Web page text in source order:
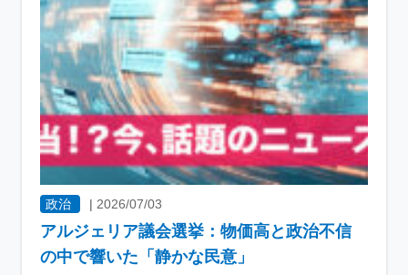
政治 | 2026/07/03
アルジェリア議会選挙：物価高と政治不信
の中で響いた「静かな民意」